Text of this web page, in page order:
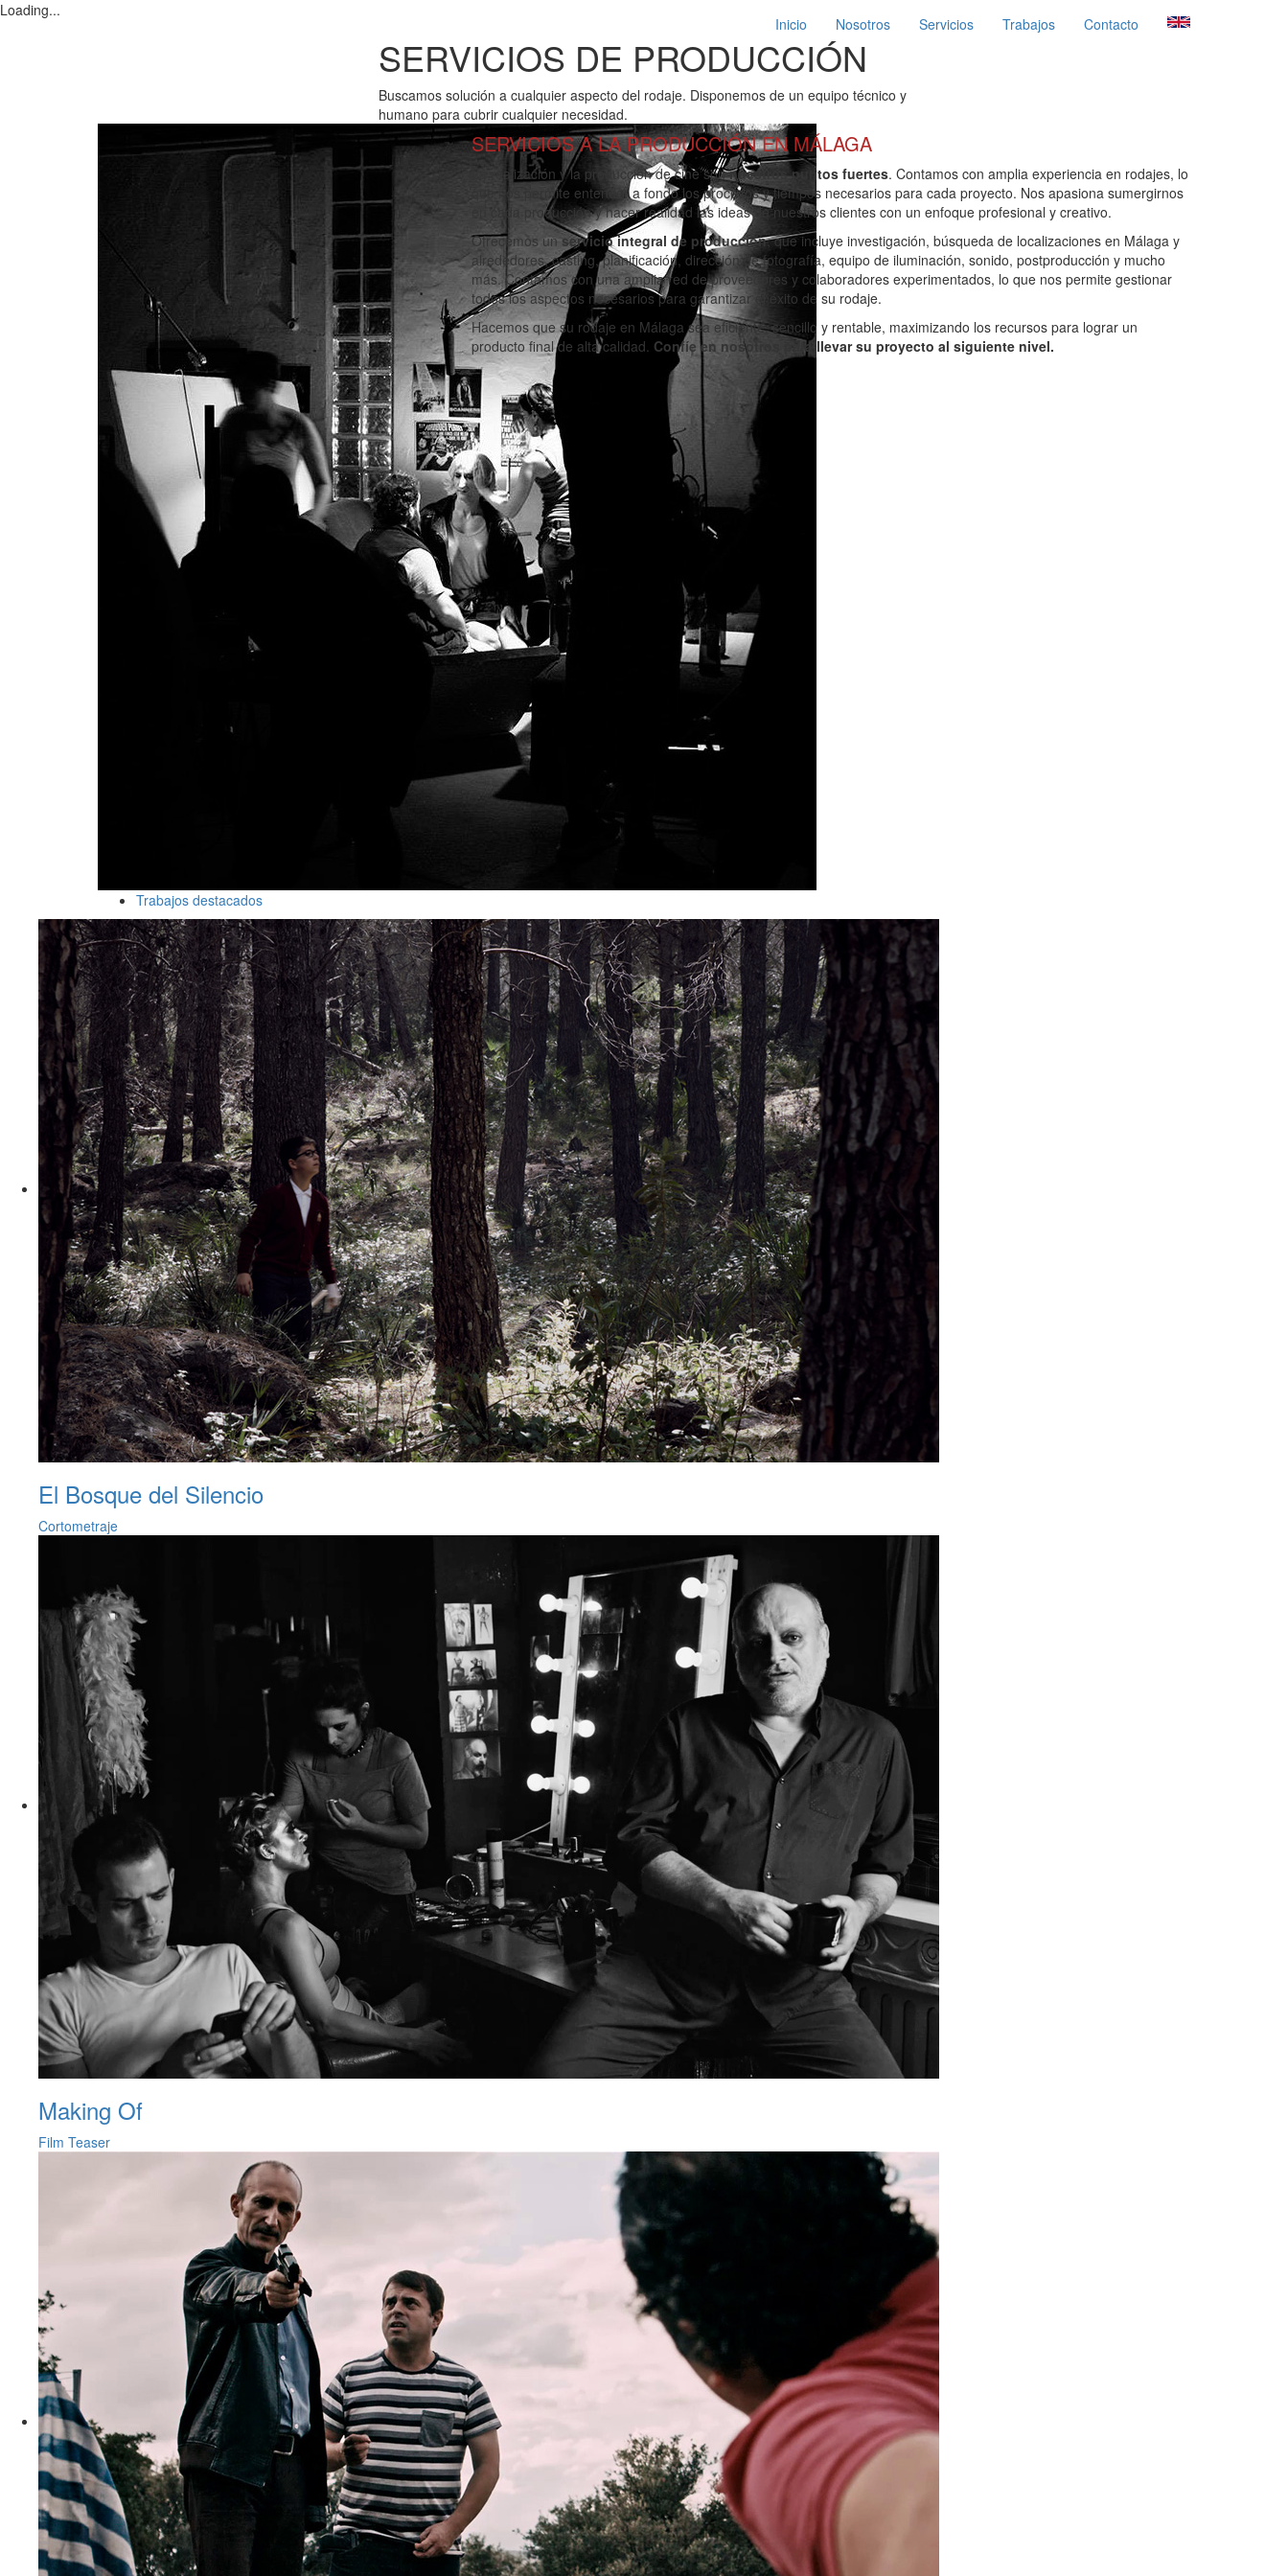
Loading...
Inicio Nosotros Servicios Trabajos Contacto
SERVICIOS DE PRODUCCIÓN
Buscamos solución a cualquier aspecto del rodaje. Disponemos de un equipo técnico y
humano para cubrir cualquier necesidad.
SERVICIOS A LA PRODUCCIÓN EN MÁLAGA
La realización y la producción de cine sonnuestros puntos fuertes. Contamos con amplia experiencia en rodajes, lo
que nos permite entender a fondo los procesos y tiempos necesarios para cada proyecto. Nos apasiona sumergirnos
en cada producción y hacer realidad las ideas de nuestros clientes con un enfoque profesional y creativo.
Ofrecemos unservicio integral de producción, que incluye investigación, búsqueda de localizaciones en Málaga y
alrededores, casting, planificación, dirección de fotografía, equipo de iluminación, sonido, postproducción y mucho
más. Contamos con una amplia red de proveedores y colaboradores experimentados, lo que nos permite gestionar
todos los aspectos necesarios para garantizar el éxito de su rodaje.
Hacemos que su rodaje en Málaga sea eficiente, sencillo y rentable, maximizando los recursos para lograr un
producto final de alta calidad. Confíe en nosotros para llevar su proyecto al siguiente nivel.
Trabajos destacados
El Bosque del Silencio
Cortometraje
Making Of
Film Teaser